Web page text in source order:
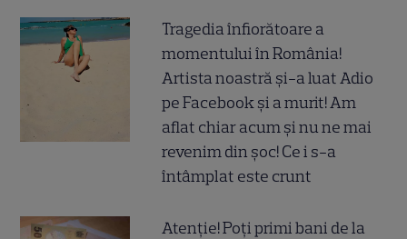
Tragedia înfiorătoare a
momentului în România!
Artista noastră și-a luat Adio
pe Facebook și a murit! Am
aflat chiar acum și nu ne mai
revenim din șoc! Ce i s-a
întâmplat este crunt
Atenție! Poți primi bani de la